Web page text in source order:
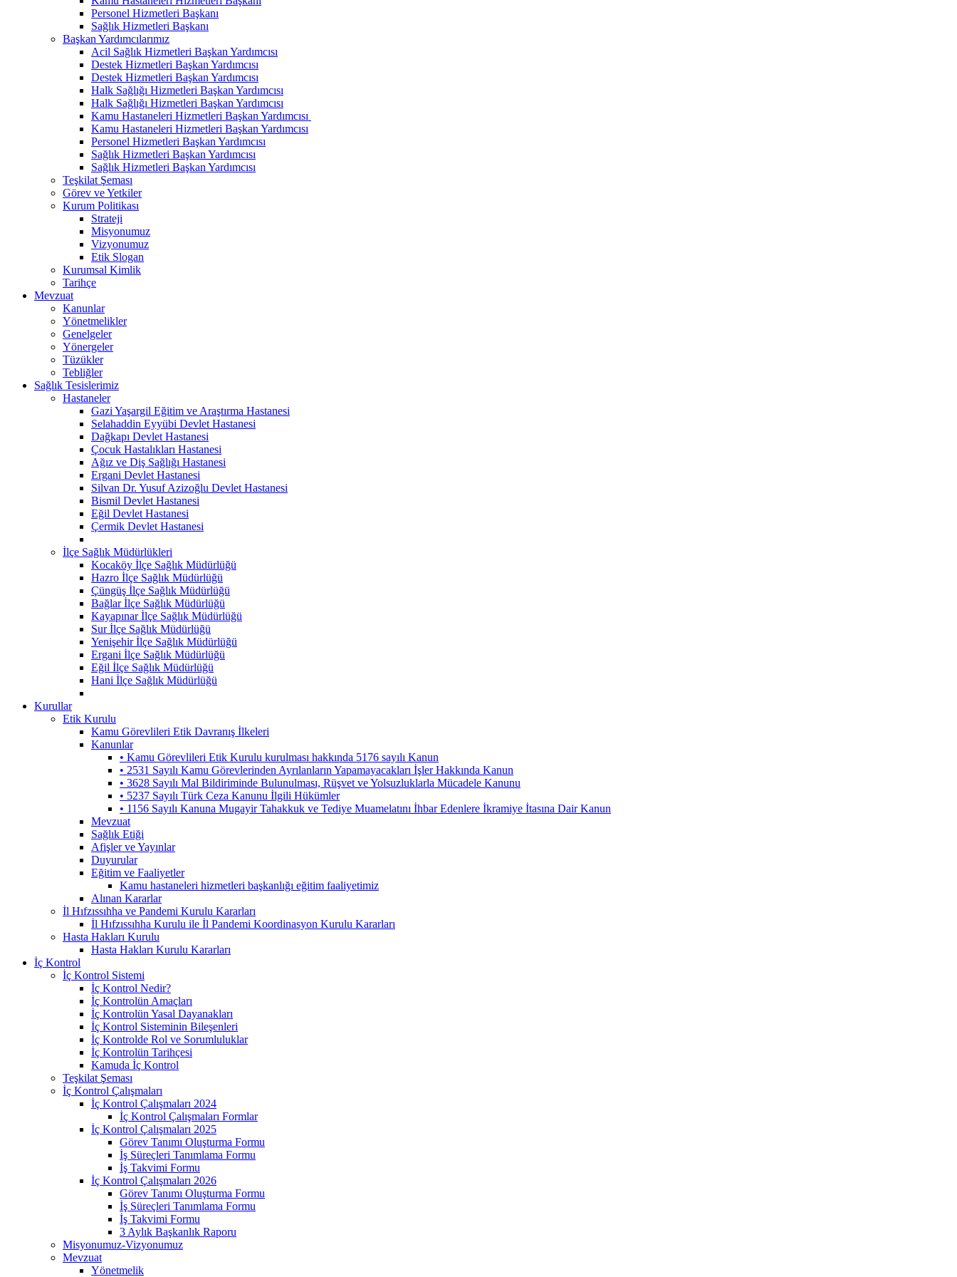
Personel Hizmetleri Başkanı
Sağlık Hizmetleri Başkanı
Başkan Yardımcılarımız
Acil Sağlık Hizmetleri Başkan Yardımcısı
Destek Hizmetleri Başkan Yardımcısı
Destek Hizmetleri Başkan Yardımcısı
Halk Sağlığı Hizmetleri Başkan Yardımcısı
Halk Sağlığı Hizmetleri Başkan Yardımcısı
Kamu Hastaneleri Hizmetleri Başkan Yardımcısı ​
Kamu Hastaneleri Hizmetleri Başkan Yardımcısı
Personel Hizmetleri Başkan Yardımcısı
Sağlık Hizmetleri Başkan Yardımcısı
Sağlık Hizmetleri Başkan Yardımcısı
Teşkilat Şeması
Görev ve Yetkiler
Kurum Politikası
Strateji
Misyonumuz
Vizyonumuz
Etik Slogan
Kurumsal Kimlik
Tarihçe
Mevzuat
Kanunlar
Yönetmelikler
Genelgeler
Yönergeler
Tüzükler
Tebliğler
Sağlık Tesislerimiz
Hastaneler
Gazi Yaşargil Eğitim ve Araştırma Hastanesi
Selahaddin Eyyübi Devlet Hastanesi
Dağkapı Devlet Hastanesi
Çocuk Hastalıkları Hastanesi
Ağız ve Diş Sağlığı Hastanesi
Ergani Devlet Hastanesi
Silvan Dr. Yusuf Azizoğlu Devlet Hastanesi
Bismil Devlet Hastanesi
Eğil Devlet Hastanesi
Çermik Devlet Hastanesi
İlçe Sağlık Müdürlükleri
Kocaköy İlçe Sağlık Müdürlüğü
Hazro İlçe Sağlık Müdürlüğü
Çüngüş İlçe Sağlık Müdürlüğü
Bağlar İlçe Sağlık Müdürlüğü
Kayapınar İlçe Sağlık Müdürlüğü
Sur İlçe Sağlık Müdürlüğü
Yenişehir İlçe Sağlık Müdürlüğü
Ergani İlçe Sağlık Müdürlüğü
Eğil İlçe Sağlık Müdürlüğü
Hani İlçe Sağlık Müdürlüğü
Kurullar
Etik Kurulu
Kamu Görevlileri Etik Davranış İlkeleri
Kanunlar
• Kamu Görevlileri Etik Kurulu kurulması hakkında 5176 sayılı Kanun
• 2531 Sayılı Kamu Görevlerinden Ayrılanların Yapamayacakları İşler Hakkında Kanun
• 3628 Sayılı Mal Bildiriminde Bulunulması, Rüşvet ve Yolsuzluklarla Mücadele Kanunu
• 5237 Sayılı Türk Ceza Kanunu İlgili Hükümler
• 1156 Sayılı Kanuna Mugayir Tahakkuk ve Tediye Muamelatını İhbar Edenlere İkramiye İtasına Dair Kanun
Mevzuat
Sağlık Etiği
Afişler ve Yayınlar
Duyurular
Eğitim ve Faaliyetler
Kamu hastaneleri hizmetleri başkanlığı eğitim faaliyetimiz
Alınan Kararlar
İl Hıfzıssıhha ve Pandemi Kurulu Kararları
İl Hıfzıssıhha Kurulu ile İl Pandemi Koordinasyon Kurulu Kararları
Hasta Hakları Kurulu
Hasta Hakları Kurulu Kararları
İç Kontrol
İç Kontrol Sistemi
İç Kontrol Nedir?
İç Kontrolün Amaçları
İç Kontrolün Yasal Dayanakları
İç Kontrol Sisteminin Bileşenleri
İç Kontrolde Rol ve Sorumluluklar
İç Kontrolün Tarihçesi
Kamuda İç Kontrol
Teşkilat Şeması
İç Kontrol Çalışmaları
İç Kontrol Çalışmaları 2024
İç Kontrol Çalışmaları Formlar
İç Kontrol Çalışmaları 2025
Görev Tanımı Oluşturma Formu
İş Süreçleri Tanımlama Formu
İş Takvimi Formu
İç Kontrol Çalışmaları 2026
Görev Tanımı Oluşturma Formu
İş Süreçleri Tanımlama Formu
İş Takvimi Formu
3 Aylık Başkanlık Raporu
Misyonumuz-Vizyonumuz
Mevzuat
Yönetmelik